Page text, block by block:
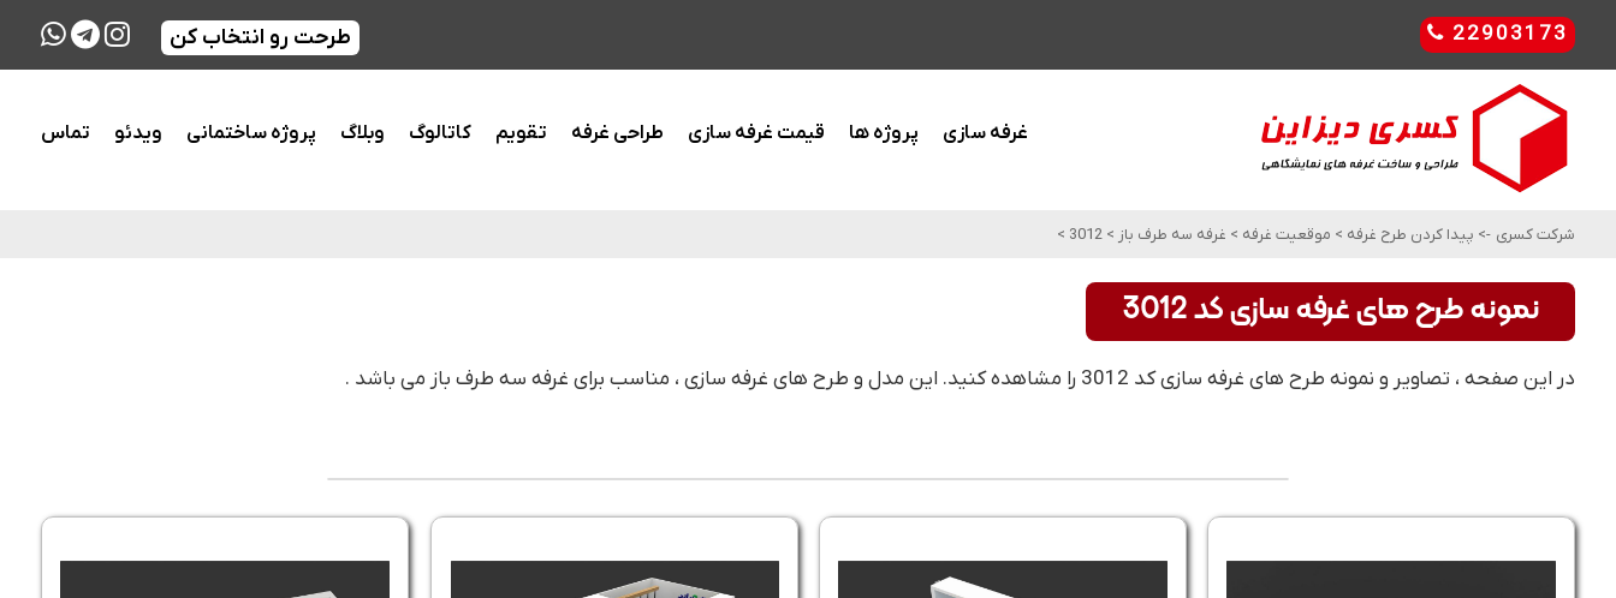
22903173 طرحت رو انتخاب کن
غرفه سازی پروژه ها قیمت غرفه سازی طراحی غرفه تقویم کاتالوگ وبلاگ پروژه ساختمانی ویدئو تماس
شرکت کسری -> پیدا کردن طرح غرفه > موقعیت غرفه > غرفه سه طرف باز >
3012
>
نمونه طرح های غرفه سازی کد 3012
در این صفحه ، تصاویر و نمونه طرح های غرفه سازی کد 3012 را مشاهده کنید. این مدل و طرح های غرفه سازی ، مناسب برای غرفه سه طرف باز می باشد .